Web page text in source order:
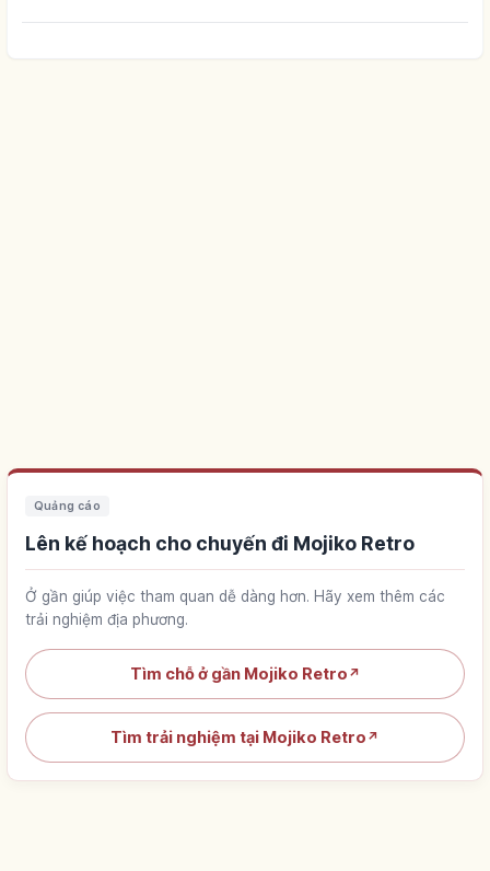
Quảng cáo
Lên kế hoạch cho chuyến đi Mojiko Retro
Ở gần giúp việc tham quan dễ dàng hơn. Hãy xem thêm các
trải nghiệm địa phương.
Tìm chỗ ở gần Mojiko Retro ↗
Tìm trải nghiệm tại Mojiko Retro ↗